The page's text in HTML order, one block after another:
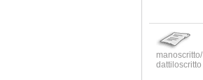
manoscritto/
dattiloscritto